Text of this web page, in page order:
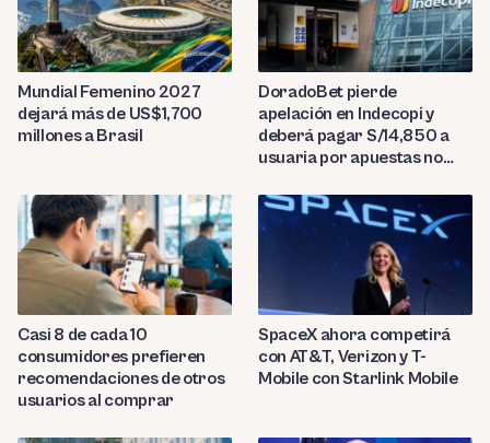
Mundial Femenino 2027
dejará más de US$1,700
millones a Brasil
DoradoBet pierde
apelación en Indecopi y
deberá pagar S/14,850 a
usuaria por apuestas no
Casi 8 de cada 10
consumidores prefieren
recomendaciones de otros
usuarios al comprar
SpaceX ahora competirá
con AT&T, Verizon y T-
Mobile con Starlink Mobile